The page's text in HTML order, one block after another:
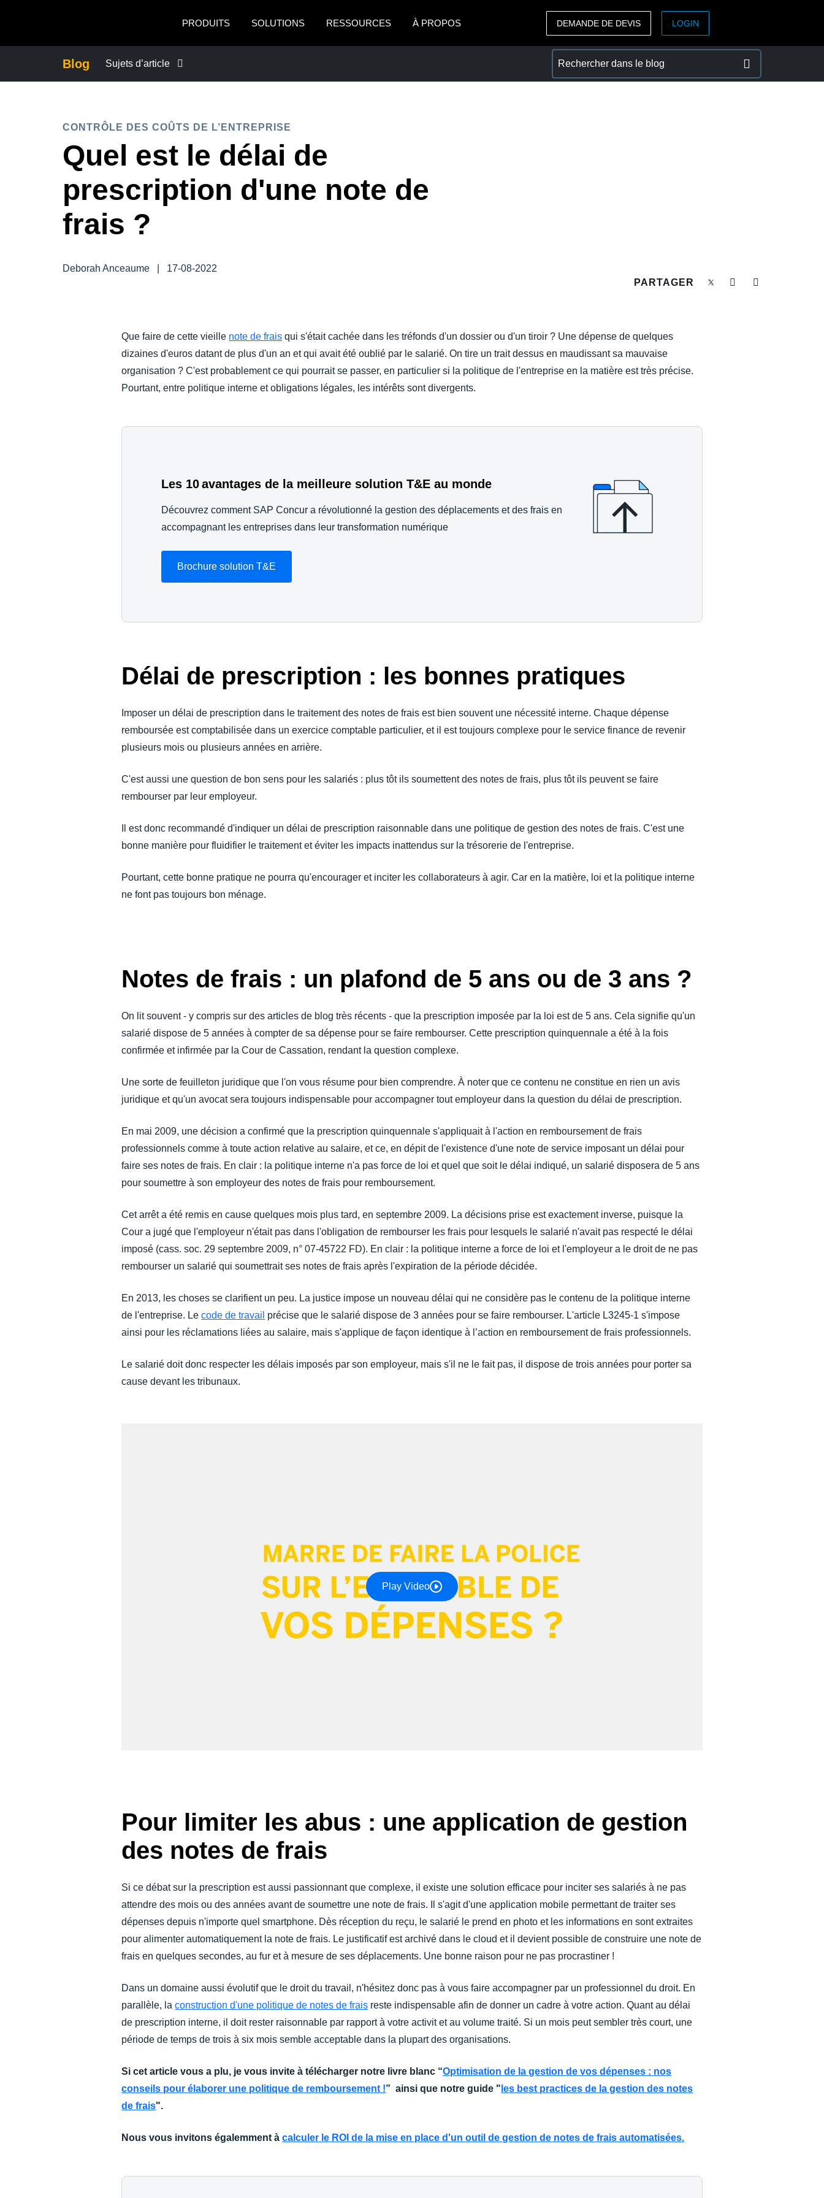
PRODUITS
SOLUTIONS RESSOURCES À PROPOS
México (Español)
Brasil (Português)
Norway (English)
ASIA PACIFIC
DEMANDE DE DEVIS LOGIN
Blog Sujets d’article
CONTINUITÉ DES AFFAIRES
CONTRÔLE DES COÛTS DE L’ENTREPRISE
Quel est le délai de
prescription d'une note de
frais ?
Deborah Anceaume
17-08-2022
PARTAGER
Que faire de cette vieille note de frais qui s'était cachée dans les tréfonds d'un dossier ou d'un tiroir ? Une dépense de quelques
dizaines d'euros datant de plus d'un an et qui avait été oublié par le salarié. On tire un trait dessus en maudissant sa mauvaise
organisation ? C'est probablement ce qui pourrait se passer, en particulier si la politique de l'entreprise en la matière est très précise.
Pourtant, entre politique interne et obligations légales, les intérêts sont divergents.
Les 10 avantages de la meilleure solution T&E au monde
Découvrez comment SAP Concur a révolutionné la gestion des déplacements et des frais en
accompagnant les entreprises dans leur transformation numérique
Brochure solution T&E
Délai de prescription : les bonnes pratiques
Imposer un délai de prescription dans le traitement des notes de frais est bien souvent une nécessité interne. Chaque dépense
remboursée est comptabilisée dans un exercice comptable particulier, et il est toujours complexe pour le service finance de revenir
plusieurs mois ou plusieurs années en arrière.
C'est aussi une question de bon sens pour les salariés : plus tôt ils soumettent des notes de frais, plus tôt ils peuvent se faire
rembourser par leur employeur.
Il est donc recommandé d'indiquer un délai de prescription raisonnable dans une politique de gestion des notes de frais. C'est une
bonne manière pour fluidifier le traitement et éviter les impacts inattendus sur la trésorerie de l'entreprise.
Pourtant, cette bonne pratique ne pourra qu'encourager et inciter les collaborateurs à agir. Car en la matière, loi et la politique interne
ne font pas toujours bon ménage.
Notes de frais : un plafond de 5 ans ou de 3 ans ?
On lit souvent - y compris sur des articles de blog très récents - que la prescription imposée par la loi est de 5 ans. Cela signifie qu'un
salarié dispose de 5 années à compter de sa dépense pour se faire rembourser. Cette prescription quinquennale a été à la fois
confirmée et infirmée par la Cour de Cassation, rendant la question complexe.
Une sorte de feuilleton juridique que l'on vous résume pour bien comprendre. À noter que ce contenu ne constitue en rien un avis
juridique et qu'un avocat sera toujours indispensable pour accompagner tout employeur dans la question du délai de prescription.
En mai 2009, une décision a confirmé que la prescription quinquennale s'appliquait à l'action en remboursement de frais
professionnels comme à toute action relative au salaire, et ce, en dépit de l'existence d'une note de service imposant un délai pour
faire ses notes de frais. En clair : la politique interne n'a pas force de loi et quel que soit le délai indiqué, un salarié disposera de 5 ans
pour soumettre à son employeur des notes de frais pour remboursement.
Cet arrêt a été remis en cause quelques mois plus tard, en septembre 2009. La décisions prise est exactement inverse, puisque la
Cour a jugé que l'employeur n'était pas dans l'obligation de rembourser les frais pour lesquels le salarié n'avait pas respecté le délai
imposé (cass. soc. 29 septembre 2009, n° 07-45722 FD). En clair : la politique interne a force de loi et l'employeur a le droit de ne pas
rembourser un salarié qui soumettrait ses notes de frais après l'expiration de la période décidée.
En 2013, les choses se clarifient un peu. La justice impose un nouveau délai qui ne considère pas le contenu de la politique interne
de l'entreprise. Lecode de travail précise que le salarié dispose de 3 années pour se faire rembourser. L'article L3245-1 s'impose
ainsi pour les réclamations liées au salaire, mais s'applique de façon identique à l’action en remboursement de frais professionnels.
Le salarié doit donc respecter les délais imposés par son employeur, mais s'il ne le fait pas, il dispose de trois années pour porter sa
cause devant les tribunaux.
Play Video
Pour limiter les abus : une application de gestion
des notes de frais
Si ce débat sur la prescription est aussi passionnant que complexe, il existe une solution efficace pour inciter ses salariés à ne pas
attendre des mois ou des années avant de soumettre une note de frais. Il s'agit d'une application mobile permettant de traiter ses
dépenses depuis n'importe quel smartphone. Dès réception du reçu, le salarié le prend en photo et les informations en sont extraites
pour alimenter automatiquement la note de frais. Le justificatif est archivé dans le cloud et il devient possible de construire une note de
frais en quelques secondes, au fur et à mesure de ses déplacements. Une bonne raison pour ne pas procrastiner !
Dans un domaine aussi évolutif que le droit du travail, n'hésitez donc pas à vous faire accompagner par un professionnel du droit. En
parallèle, laconstruction d'une politique de notes de frais reste indispensable afin de donner un cadre à votre action. Quant au délai
de prescription interne, il doit rester raisonnable par rapport à votre activit et au volume traité. Si un mois peut sembler très court, une
période de temps de trois à six mois semble acceptable dans la plupart des organisations.
Si cet article vous a plu, je vous invite à télécharger notre livre blanc “Optimisation de la gestion de vos dépenses : nos
conseils pour élaborer une politique de remboursement !” ainsi que notre guide " les best practices de la gestion des notes
de frais".
Nous vous invitons égalemment àcalculer le ROI de la mise en place d'un outil de gestion de notes de frais automatisées.